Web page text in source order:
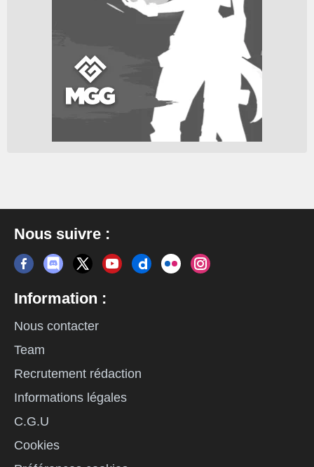
Nous suivre :
Information :
Nous contacter
Team
Recrutement rédaction
Informations légales
C.G.U
Cookies